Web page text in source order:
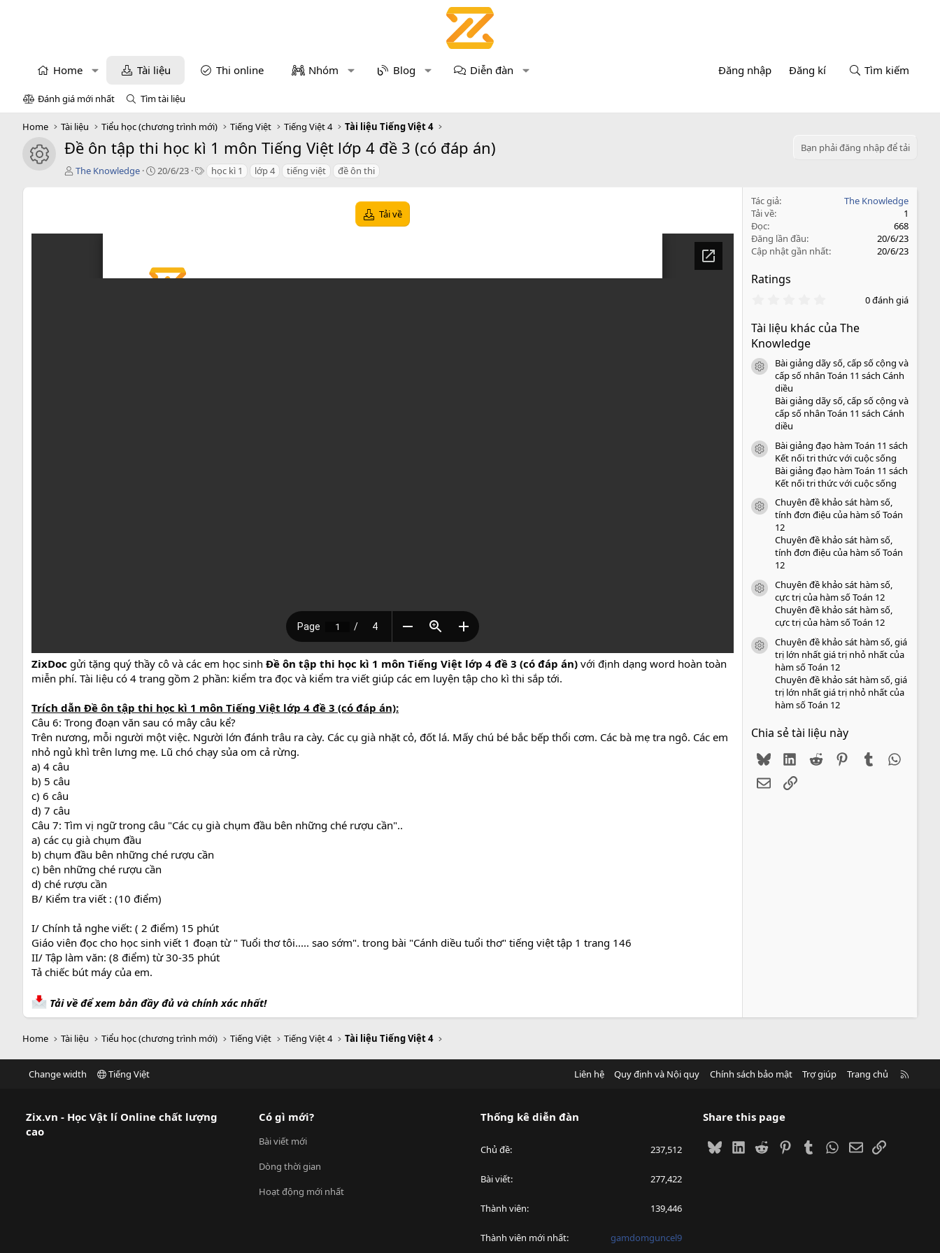
Home Tài liệu Thi online Nhóm Blog Diễn đàn Đăng nhập Đăng kí Tìm kiếm
Đánh giá mới nhất Tìm tài liệu
Home Tài liệu Tiểu học (chương trình mới) Tiếng Việt Tiếng Việt 4 Tài liệu Tiếng Việt 4
icon tài liệu
Đề ôn tập thi học kì 1 môn Tiếng Việt lớp 4 đề 3 (có đáp án)
Bạn phải đăng nhập để tải
T
ả
The Knowledge
C
d
20/6/23
T học kì 1 lớp 4 tiếng việt đề ôn thi
Tải về
ZixDoc gửi tặng quý thầy cô và các em học sinh Đề ôn tập thi học kì 1 môn Tiếng Việt lớp 4 đề 3 (có đáp án) với định dạng word hoàn toàn
miễn phí. Tài liệu có 4 trang gồm 2 phần: kiểm tra đọc và kiểm tra viết giúp các em luyện tập cho kì thi sắp tới.
Trích dẫn Đề ôn tập thi học kì 1 môn Tiếng Việt lớp 4 đề 3 (có đáp án):
Câu 6: Trong đoạn văn sau có mây câu kể?
Trên nương, mỗi người một việc. Người lớn đánh trâu ra cày. Các cụ già nhặt cỏ, đốt lá. Mấy chú bé bắc bếp thổi cơm. Các bà mẹ tra ngô. Các em
nhỏ ngủ khì trên lưng mẹ. Lũ chó chạy sủa om cả rừng.
a) 4 câu
b) 5 câu
c) 6 câu
d) 7 câu
Câu 7: Tìm vị ngữ trong câu "Các cụ già chụm đầu bên những ché rượu cần"..
a) các cụ già chụm đầu
b) chụm đầu bên những ché rượu cần
c) bên những ché rượu cần
d) ché rượu cần
B/ Kiểm tra viết : (10 điểm)
I/ Chính tả nghe viết: ( 2 điểm) 15 phút
Giáo viên đọc cho học sinh viết 1 đoạn từ " Tuổi thơ tôi..... sao sớm". trong bài "Cánh diều tuổi thơ" tiếng việt tập 1 trang 146
II/ Tập làm văn: (8 điểm) từ 30-35 phút
Tả chiếc bút máy của em.
Tải về để xem bản đầy đủ và chính xác nhất!
Tác giả
The Knowledge
Tải về
1
Đọc
668
Đăng lần đầu
20/6/23
Cập nhật gần nhất
20/6/23
Ratings
0
0
o
0 đánh giá
Tài liệu khác của The
Knowledge
icon tài liệu
Bài giảng dãy số, cấp số cộng và
cấp số nhân Toán 11 sách Cánh
diều
Bài giảng dãy số, cấp số cộng và
cấp số nhân Toán 11 sách Cánh
diều
icon tài liệu
Bài giảng đạo hàm Toán 11 sách
Kết nối tri thức với cuộc sống
Bài giảng đạo hàm Toán 11 sách
Kết nối tri thức với cuộc sống
icon tài liệu
Chuyên đề khảo sát hàm số,
tính đơn điệu của hàm số Toán
12
Chuyên đề khảo sát hàm số,
tính đơn điệu của hàm số Toán
12
icon tài liệu
Chuyên đề khảo sát hàm số,
cực trị của hàm số Toán 12
Chuyên đề khảo sát hàm số,
cực trị của hàm số Toán 12
icon tài liệu
Chuyên đề khảo sát hàm số, giá
trị lớn nhất giá trị nhỏ nhất của
hàm số Toán 12
Chuyên đề khảo sát hàm số, giá
trị lớn nhất giá trị nhỏ nhất của
hàm số Toán 12
Chia sẻ tài liệu này
BlueskyLinkedIn
Reddit PinterestTumblr
EmailLink
Home Tài liệu Tiểu học (chương trình mới) Tiếng Việt Tiếng Việt 4 Tài liệu Tiếng Việt 4
Change width Tiếng Việt Liên hệ Quy định và Nội quy Chính sách bảo mật Trợ giúp Trang chủ
Zix.vn - Học Vật lí Online chất lượng
cao
Có gì mới?
Bài viết mới
Dòng thời gian
Hoạt động mới nhất
Thống kê diễn đàn
Chủ đề 237,512
Bài viết 277,422
Thành viên 139,446
Thành viên mới nhất gamdomguncel9
Share this page
BlueskyLinkedIn
Reddit PinterestTumblrWhatsApp
EmailLink